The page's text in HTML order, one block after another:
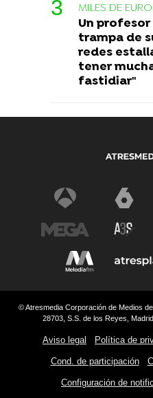
MILES DE
Un
trampa de
redes
tener
fastidiar"
© Atresmedia Corporación de Medios
28703, S.S. de los Reyes,
Aviso legal Política de
Cond. de participación
Configuración de